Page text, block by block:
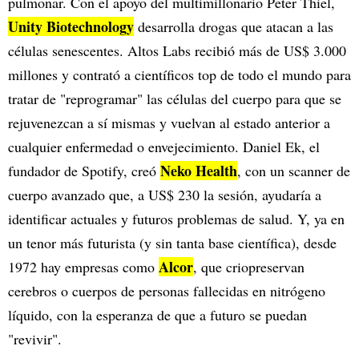
Unity Biotechnology desarrolla drogas que atacan a las
células senescentes. Altos Labs recibió más de US$ 3.000
millones y contrató a científicos top de todo el mundo para
tratar de "reprogramar" las células del cuerpo para que se
rejuvenezcan a sí mismas y vuelvan al estado anterior a
cualquier enfermedad o envejecimiento. Daniel Ek, el
fundador de Spotify, creó Neko Health, con un scanner de
cuerpo avanzado que, a US$ 230 la sesión, ayudaría a
identificar actuales y futuros problemas de salud. Y, ya en
un tenor más futurista (y sin tanta base científica), desde
1972 hay empresas como Alcor, que criopreservan
cerebros o cuerpos de personas fallecidas en nitrógeno
líquido, con la esperanza de que a futuro se puedan
"revivir".